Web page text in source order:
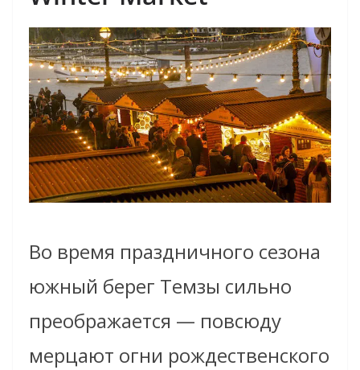
Во время праздничного сезона
южный берег Темзы сильно
преображается — повсюду
мерцают огни рождественского